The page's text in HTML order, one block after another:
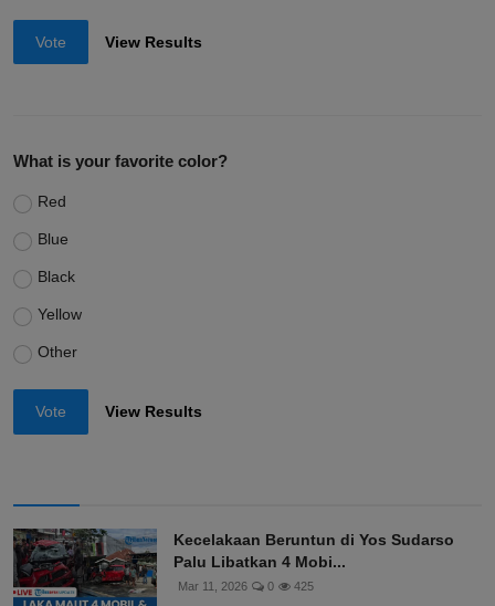
Vote View Results
What is your favorite color?
Red
Blue
Black
Yellow
Other
Vote View Results
Kecelakaan Beruntun di Yos Sudarso
Palu Libatkan 4 Mobi...
Mar 11, 2026 0 425